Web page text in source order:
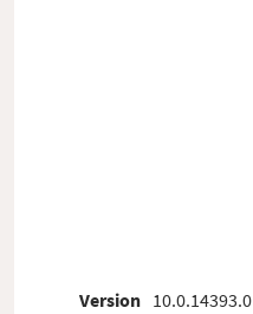
Version 10.0.14393.0